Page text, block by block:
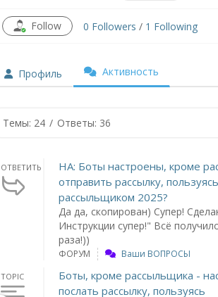
Follow 0 Followers / 1 Following
Профиль Активность
Темы: 24 / Ответы: 36
ОТВЕТИТЬ
НА: Боты настроены, кроме
отправить рассылку,
рассыльщиком 2025?
Да да, скопирован) Супер!
Инструкции супер!" Всё
раза!))
ФОРУМ Ваши ВОПРОСЫ
TOPIC
Боты, кроме рассыльщика -
послать рассылку, пользуясь